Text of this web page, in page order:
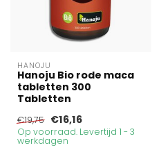
HANOJU
Hanoju Bio rode maca
tabletten 300
Tabletten
€19,75 €16,16
Op voorraad. Levertijd 1 - 3
werkdagen